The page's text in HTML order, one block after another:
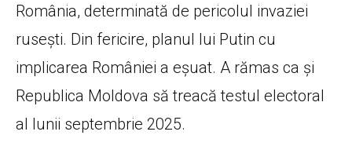
România, determinată de pericolul invaziei
rusești. Din fericire, planul lui Putin cu
implicarea României a eșuat. A rămas ca și
Republica Moldova să treacă testul electoral
al lunii septembrie 2025.